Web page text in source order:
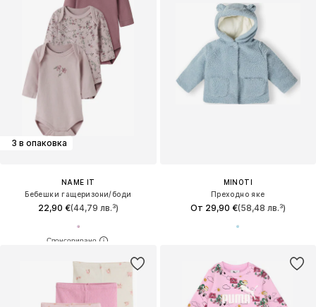
3 в опаковка
NAME IT
Бебешки гащеризони/боди
22,90 €(44,79 лв.³)
MINOTI
Преходно яке
От 29,90 €(58,48 лв.³)